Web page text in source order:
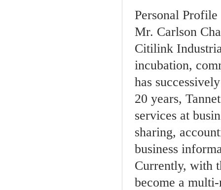
Personal
Mr. Carlson
Citilink
incubation,
has
20 years,
services at
sharing,
business
Currently, with
become a